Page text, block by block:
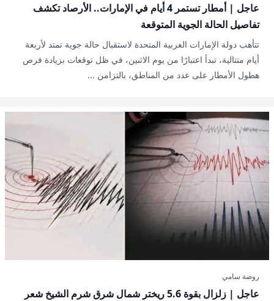
عاجل | أمطار تستمر 4 أيام في الإمارات.. الأرصاد تكشف
تفاصيل الحالة الجوية المتوقعة
تتأهب دولة الإمارات العربية المتحدة لاستقبال حالة جوية تمتد لأربعة
أيام متتالية، تبدأ اعتبارًا من يوم الاثنين، في ظل توقعات بزيادة فرص
هطول الأمطار على عدد من المناطق، بالتزامن ...
روضة سامي
عاجل | زلزال بقوة 5.6 ريختر شمال شرق شرم الشيخ شعر